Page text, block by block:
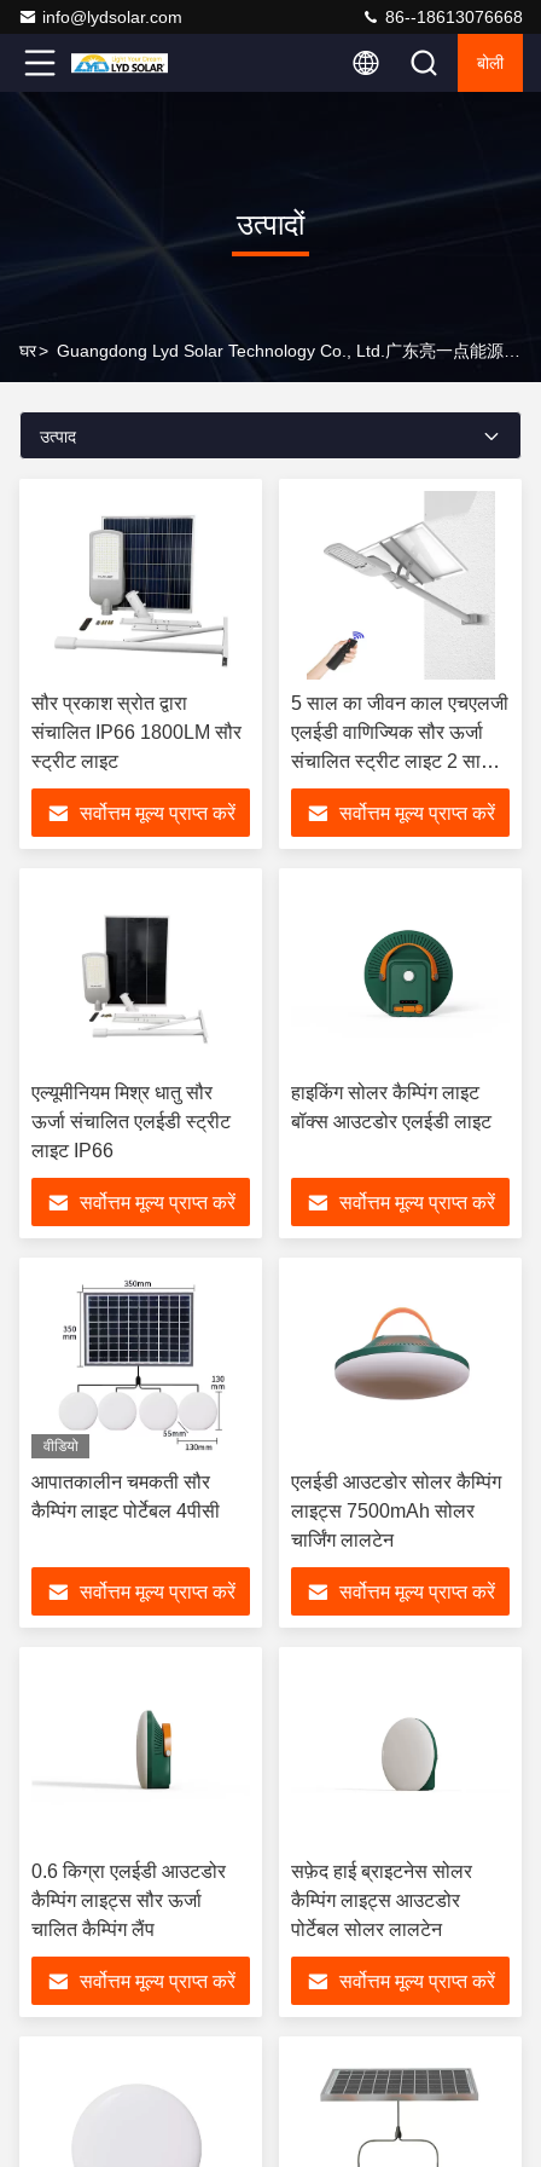
info@lydsolar.com 86--18613076668
बोली
उत्पादों
घर>
उत्पाद
सौर प्रकाश स्रोत द्वारा
संचालित IP66 1800LM सौर
स्ट्रीट लाइट
सर्वोत्तम मूल्य प्राप्त करें
5 साल का जीवन काल एचएलजी
एलईडी वाणिज्यिक सौर ऊर्जा
संचालित स्ट्रीट लाइट 2 साल
की वारंटी
सर्वोत्तम मूल्य प्राप्त करें
एल्यूमीनियम मिश्र धातु सौर
ऊर्जा संचालित एलईडी स्ट्रीट
लाइट IP66
सर्वोत्तम मूल्य प्राप्त करें
हाइकिंग सोलर कैम्पिंग लाइट
बॉक्स आउटडोर एलईडी लाइट
सर्वोत्तम मूल्य प्राप्त करें
वीडियो
आपातकालीन चमकती सौर
कैम्पिंग लाइट पोर्टेबल 4पीसी
सर्वोत्तम मूल्य प्राप्त करें
एलईडी आउटडोर सोलर कैम्पिंग
लाइट्स 7500mAh सोलर
चार्जिंग लालटेन
सर्वोत्तम मूल्य प्राप्त करें
0.6 किग्रा एलईडी आउटडोर
कैम्पिंग लाइट्स सौर ऊर्जा
चालित कैम्पिंग लैंप
सर्वोत्तम मूल्य प्राप्त करें
सफ़ेद हाई ब्राइटनेस सोलर
कैम्पिंग लाइट्स आउटडोर
पोर्टेबल सोलर लालटेन
सर्वोत्तम मूल्य प्राप्त करें